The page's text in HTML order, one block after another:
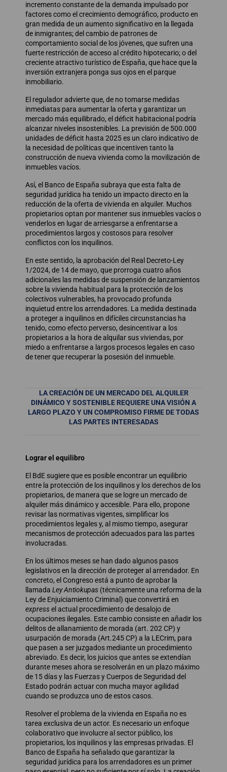
incremento constante de la demanda impulsado por
factores como el crecimiento demográfico, producto en
gran medida de un aumento significativo en la llegada
de inmigrantes; del cambio de patrones de
comportamiento social de los jóvenes, que sufren una
fuerte restricción de acceso al crédito hipotecario; o del
creciente atractivo turístico de España, que hace que la
inversión extranjera ponga sus ojos en el parque
inmobiliario.
El regulador advierte que, de no tomarse medidas
inmediatas para aumentar la oferta y garantizar un
mercado más equilibrado, el déficit habitacional podría
alcanzar niveles insostenibles. La previsión de 500.000
unidades de déficit hasta 2025 es un claro indicativo de
la necesidad de políticas que incentiven tanto la
construcción de nueva vivienda como la movilización de
inmuebles vacíos.
Así, el Banco de España subraya que esta falta de
seguridad jurídica ha tenido un impacto directo en la
reducción de la oferta de vivienda en alquiler. Muchos
propietarios optan por mantener sus inmuebles vacíos o
venderlos en lugar de arriesgarse a enfrentarse a
procedimientos largos y costosos para resolver
conflictos con los inquilinos.
En este sentido, la aprobación del Real Decreto-Ley
1/2024, de 14 de mayo, que prorroga cuatro años
adicionales las medidas de suspensión de lanzamientos
sobre la vivienda habitual para la protección de los
colectivos vulnerables, ha provocado profunda
inquietud entre los arrendadores. La medida destinada
a proteger a inquilinos en difíciles circunstancias ha
tenido, como efecto perverso, desincentivar a los
propietarios a la hora de alquilar sus viviendas, por
miedo a enfrentarse a largos procesos legales en caso
de tener que recuperar la posesión del inmueble.
LA CREACIÓN DE UN MERCADO DEL ALQUILER
DINÁMICO Y SOSTENIBLE REQUIERE UNA VISIÓN A
LARGO PLAZO Y UN COMPROMISO FIRME DE TODAS
LAS PARTES INTERESADAS
Lograr el equilibro
El BdE sugiere que es posible encontrar un equilibrio
entre la protección de los inquilinos y los derechos de los
propietarios, de manera que se logre un mercado de
alquiler más dinámico y accesible. Para ello, propone
revisar las normativas vigentes, simplificar los
procedimientos legales y, al mismo tiempo, asegurar
mecanismos de protección adecuados para las partes
involucradas.
En los últimos meses se han dado algunos pasos
legislativos en la dirección de proteger al arrendador. En
concreto, el Congreso está a punto de aprobar la
llamada Ley Antiokupas (técnicamente una reforma de la
Ley de Enjuiciamiento Criminal) que convertirá en
expressel actual procedimiento de desalojo de
ocupaciones ilegales. Este cambio consiste en añadir los
delitos de allanamiento de morada (art. 202 CP) y
usurpación de morada (Art.245 CP) a la LECrim, para
que pasen a ser juzgados mediante un procedimiento
abreviado. Es decir, los juicios que antes se extendían
durante meses ahora se resolverán en un plazo máximo
de 15 días y las Fuerzas y Cuerpos de Seguridad del
Estado podrán actuar con mucha mayor agilidad
cuando se produzca uno de estos casos.
Resolver el problema de la vivienda en España no es
tarea exclusiva de un actor. Es necesario un enfoque
colaborativo que involucre al sector público, los
propietarios, los inquilinos y las empresas privadas. El
Banco de España ha señalado que garantizar la
seguridad jurídica para los arrendadores es un primer